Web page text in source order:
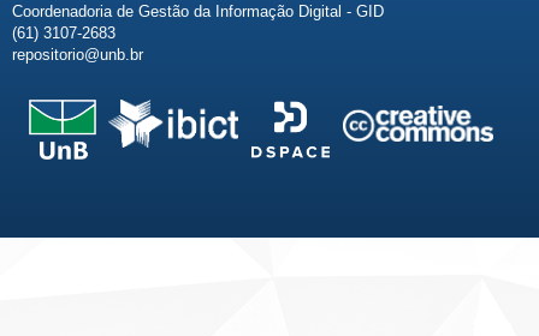
Coordenadoria de Gestão da Informação Digital - GID
(61) 3107-2683
repositorio@unb.br